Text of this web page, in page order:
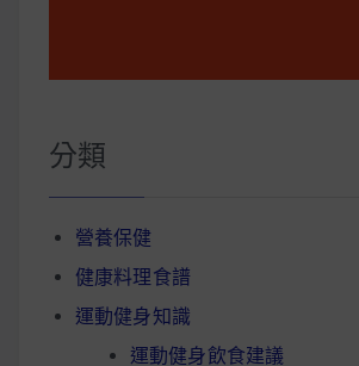
分類
營養保健
健康料理食譜
運動健身知識
運動健身飲食建議